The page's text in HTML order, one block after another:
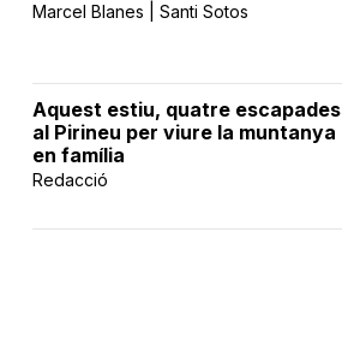
Marcel Blanes | Santi Sotos
Aquest estiu, quatre escapades
al Pirineu per viure la muntanya
en família
Redacció